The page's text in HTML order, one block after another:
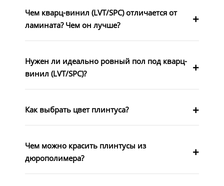
Чем кварц-винил (LVT/SPC) отличается от
ламината? Чем он лучше?
Нужен ли идеально ровный пол под кварц-
винил (LVT/SPC)?
Как выбрать цвет плинтуса?
Чем можно красить плинтусы из
дюрополимера?